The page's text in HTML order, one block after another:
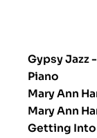
Gypsy Jazz
Piano
Mary Ann
Mary Ann
Getting Into